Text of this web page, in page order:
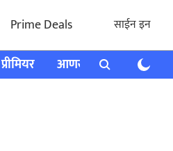
Prime Deals साईन इन
प्रीमियर आणखी राशी भविष्य